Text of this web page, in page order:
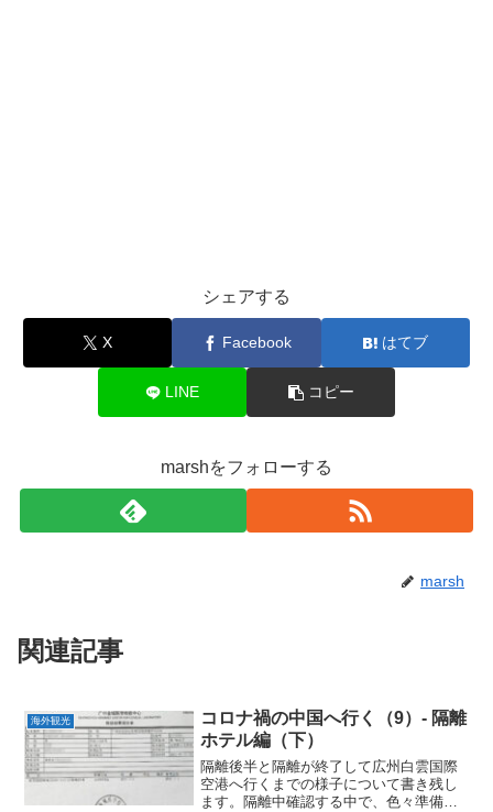
シェアする
X Facebook はてブ
LINE コピー
marshをフォローする
marsh
関連記事
海外観光
コロナ禍の中国へ行く（9）- 隔離
ホテル編（下）
隔離後半と隔離が終了して広州白雲国際
空港へ行くまでの様子について書き残し
ます。隔離中確認する中で、色々準備す